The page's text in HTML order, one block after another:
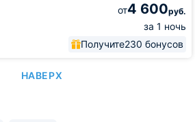
от4 600руб.
за 1 ночь
Получите230 бонусов
НАВЕРХ